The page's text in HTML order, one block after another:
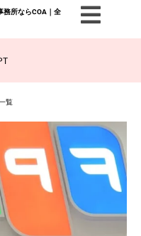
務所ならCOA｜全
覧